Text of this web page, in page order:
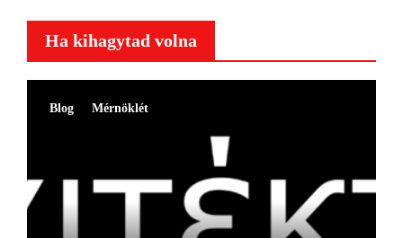
Ha kihagytad volna
Blog Mérnöklét